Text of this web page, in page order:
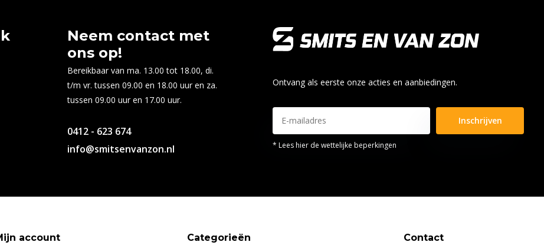
Neem contact met
ons op!
Bereikbaar van ma. 13.00 tot 18.00, di.
t/m vr. tussen 09.00 en 18.00 uur en za.
tussen 09.00 uur en 17.00 uur.
0412 - 623 674
info@smitsenvanzon.nl
Ontvang als eerste onze acties en aanbiedingen.
Inschrijven
* Lees hier de wettelijke beperkingen
account Categorieën Contact